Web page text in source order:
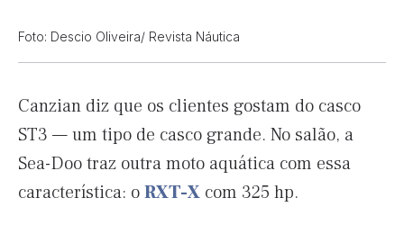
Foto: Descio Oliveira/ Revista Náutica
Canzian diz que os clientes gostam do casco
ST3 — um tipo de casco grande. No salão, a
Sea-Doo traz outra moto aquática com essa
característica: oRXT-X com 325 hp.